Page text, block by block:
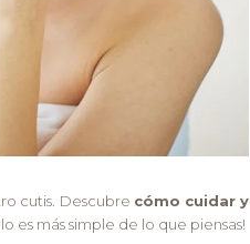
cutis. Descubre cómo cuidar y
es más simple de lo que piensas!